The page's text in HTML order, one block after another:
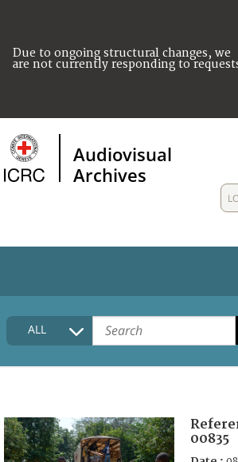
Due to ongoing structural changes, we
are not currently responding to
Audiovisual
Archives
HOME
COLLECTIONS DESCRIPTION
FAQ
ALL
00835